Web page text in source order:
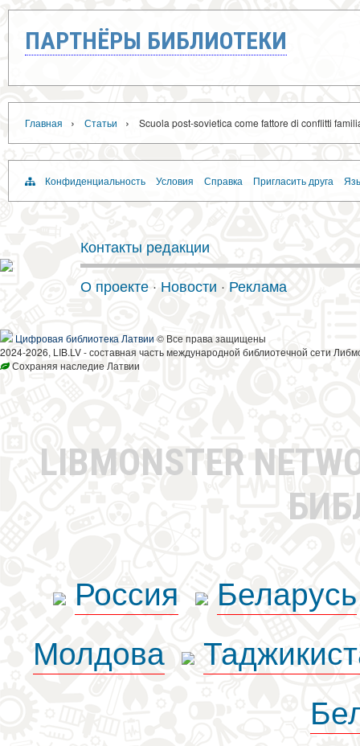
ПАРТНЁРЫ БИБЛИОТЕКИ
Главная › Статьи › Scuola post-sovietica come fattore di conflitti
Конфиденциальность Условия Справка Пригласить друга
Контакты редакции
О проекте · Новости · Реклама
Цифровая библиотека Латвии © Все права защищены
2024-2026, LIB.LV - составная часть международной библиотечной сети
Сохраняя наследие Латвии
LIBMONSTER
Россия
Беларусь
Молдова